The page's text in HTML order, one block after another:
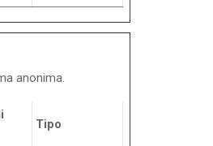
anonima.
Tipo